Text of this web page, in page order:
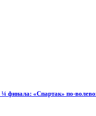
финала: «Спартак» по-